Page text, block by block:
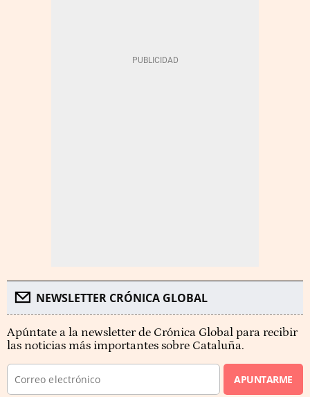
NEWSLETTER CRÓNICA GLOBAL
Apúntate a la newsletter de Crónica Global para recibir
las noticias más importantes sobre Cataluña.
APUNTARME